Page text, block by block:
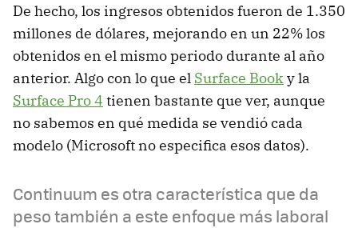
De hecho, los ingresos obtenidos fueron de 1.350
millones de dólares, mejorando en un 22% los
obtenidos en el mismo periodo durante al año
anterior. Algo con lo que el Surface Booky la
Surface Pro 4 tienen bastante que ver, aunque
no sabemos en qué medida se vendió cada
modelo (Microsoft no especifica esos datos).
Continuum es otra característica que da
peso también a este enfoque más laboral